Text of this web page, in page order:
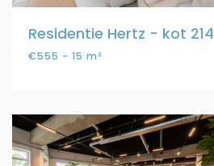
Residentie Hertz - kot 214
€555 - 15 m²